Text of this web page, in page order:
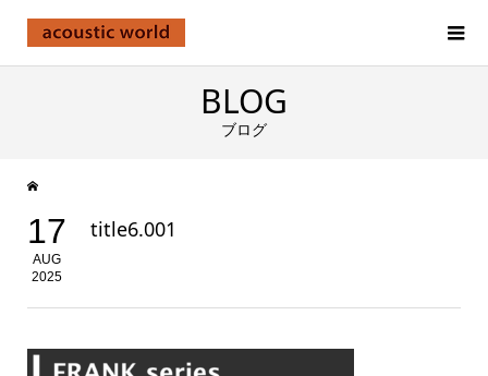
BLOG
ブログ
17
AUG
2025
title6.001